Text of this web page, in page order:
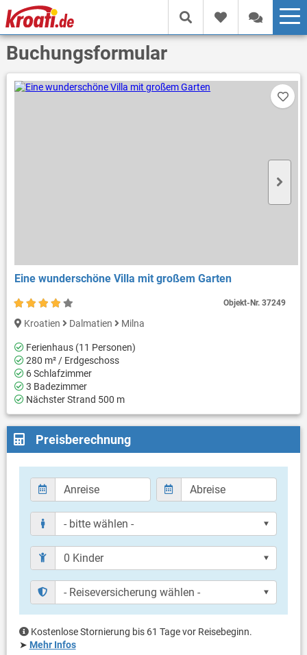
Buchungsformular
Eine wunderschöne Villa mit großem Garten
Kroatien Dalmatien Milna
Ferienhaus (11 Personen)
280 m² / Erdgeschoss
6 Schlafzimmer
3 Badezimmer
Nächster Strand 500 m
Objekt-Nr. 37249
Preisberechnung
Kostenlose Stornierung bis 61 Tage vor Reisebeginn.
➤ Mehr Infos